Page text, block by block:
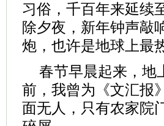
习俗，千百年来延续
除夕夜，新年钟声敲
炮，也许是地球上最
春节早晨起来，地
前，我曾为《文汇报
面无人，只有农家院